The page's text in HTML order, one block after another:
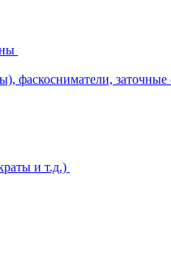
фаскосниматели, заточные
и т.д.)